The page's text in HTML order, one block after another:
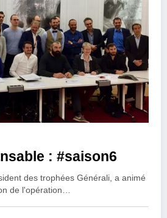
: #saison6
des trophées Générali, a animé
de l'opération…